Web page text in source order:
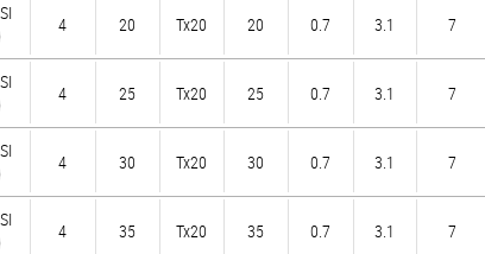
4 20 Tx20 20 0.7 3.1 7
4 25 Tx20 25 0.7 3.1 7
4 30 Tx20 30 0.7 3.1 7
4 35 Tx20 35 0.7 3.1 7